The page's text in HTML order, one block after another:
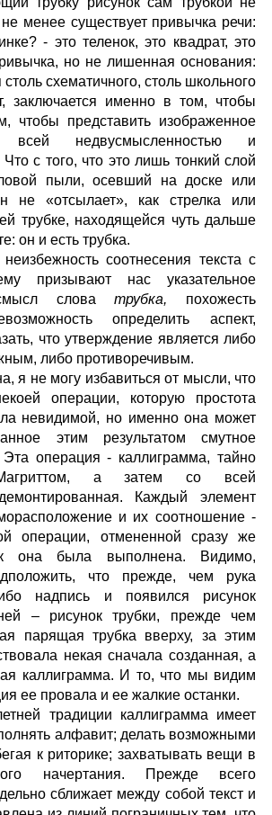
менее существует привычка речи:
- это теленок, это квадрат, это
но не лишенная основания:
схематичного, столь школьного
заключается именно в том, чтобы
чтобы представить изображенное
недвусмысленностью и
с того, что это лишь тонкий слой
пыли, осевший на доске или
не «отсылает», как стрелка или
трубке, находящейся чуть дальше
он и есть трубка.
соотнесения текста с
призывают нас указательное
смысл словатрубка, похожесть
определить аспект,
что утверждение является либо
либо противоречивым.
я не могу избавиться от мысли, что
операции, которую простота
невидимой, но именно она может
этим результатом смутное
Эта операция - каллиграмма, тайно
Магриттом, а затем со всей
Каждый элемент
и их соотношение -
операции, отмененной сразу же
она была выполнена. Видимо,
что прежде, чем рука
надпись и появился рисунок
– рисунок трубки, прежде чем
парящая трубка вверху, за этим
некая сначала созданная, а
каллиграмма. И то, что мы видим
ее провала и ее жалкие останки.
традиции каллиграмма имеет
алфавит; делать возможными
к риторике; захватывать вещи в
начертания. Прежде всего
сближает между собой текст и